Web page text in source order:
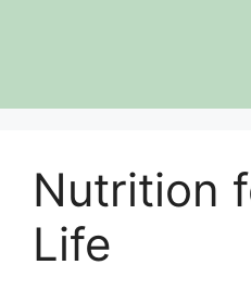
Nutrition
Life